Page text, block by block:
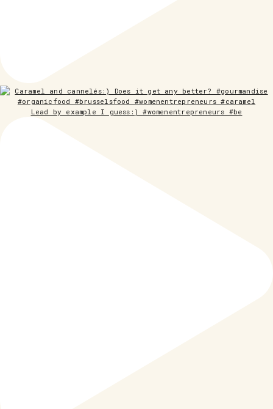
Lead by example I guess:) #womenentrepreneurs #be